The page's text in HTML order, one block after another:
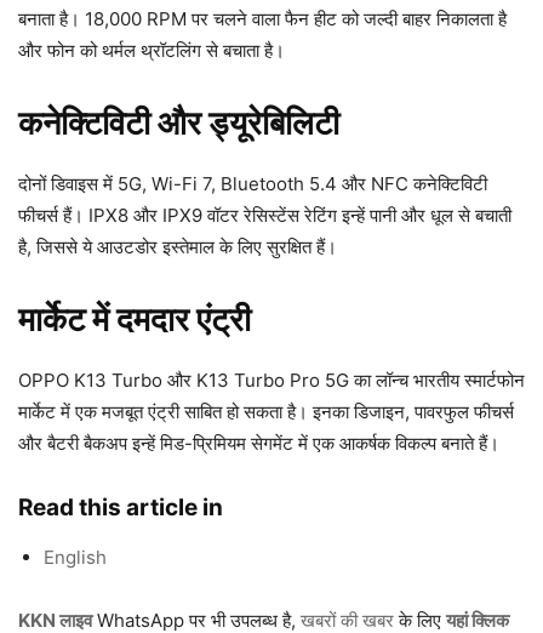
बनाता है। 18,000 RPM पर चलने वाला फैन हीट को जल्दी बाहर निकालता है
और फोन को थर्मल थ्रॉटलिंग से बचाता है।
कनेक्टिविटी और ड्यूरेबिलिटी
दोनों डिवाइस में 5G, Wi-Fi 7, Bluetooth 5.4 और NFC कनेक्टिविटी
फीचर्स हैं। IPX8 और IPX9 वॉटर रेसिस्टेंस रेटिंग इन्हें पानी और धूल से बचाती
है, जिससे ये आउटडोर इस्तेमाल के लिए सुरक्षित हैं।
मार्केट में दमदार एंट्री
OPPO K13 Turbo और K13 Turbo Pro 5G का लॉन्च भारतीय स्मार्टफोन
मार्केट में एक मजबूत एंट्री साबित हो सकता है। इनका डिजाइन, पावरफुल फीचर्स
और बैटरी बैकअप इन्हें मिड-प्रिमियम सेगमेंट में एक आकर्षक विकल्प बनाते हैं।
Read this article in
English
KKN लाइवWhatsApp पर भी उपलब्ध है, खबरों की खबरके लिए यहां क्लिक